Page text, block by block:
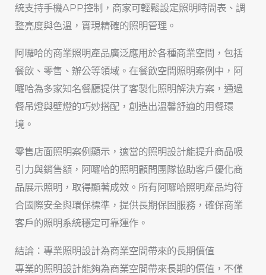
統支持手機APP控制，商家可輕鬆設定照明時間表、調
整亮度與色溫，實現精確的照明管理。
阿囉哈的商業照明產品廣泛應用於各種商業空間，包括
餐飲、零售、辦公等領域。在餐飲空間照明案例中，阿
囉哈為多家知名餐廳提供了客製化照明解決方案，通過
餐吊燈與壁燈的巧妙搭配，創造出溫馨舒適的用餐環
境。
零售店面照明案例顯示，適當的照明設計能提升商品吸
引力與銷售額，阿囉哈的照明顧問團隊協助客戶優化商
品展示照明，取得顯著成效。所有阿囉哈照明產品均符
合國際安全與環保標準，提供長期保固服務，確保商業
客戶的照明系統穩定可靠運作。
結論：專業照明設計為商業空間帶來的長期價值
專業的照明設計能夠為商業空間帶來長期的價值，不僅